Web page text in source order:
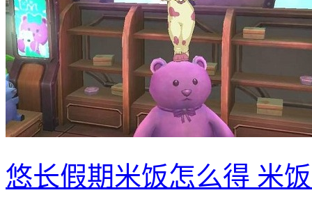
悠长假期米饭怎么得 米